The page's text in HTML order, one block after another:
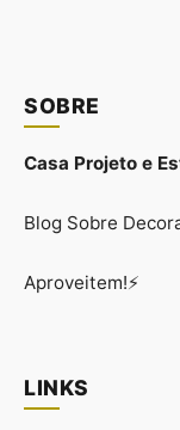
SOBRE
Casa Projeto e
Blog Sobre
Aproveitem!⚡
LINKS